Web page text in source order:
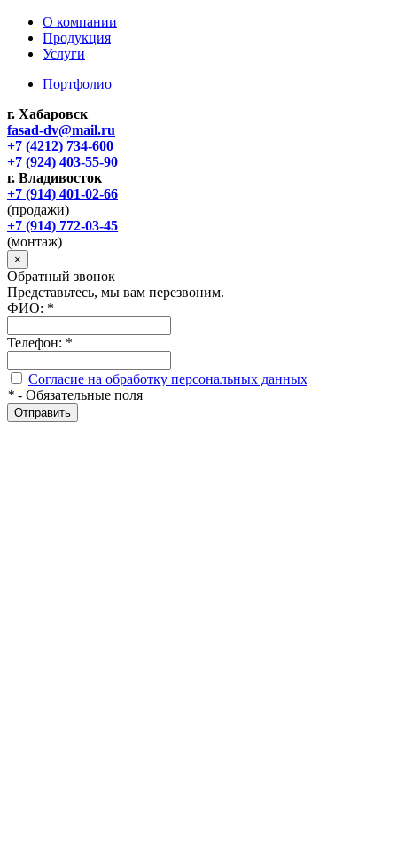
О компании
Продукция
Услуги
Портфолио
г. Хабаровск
fasad-dv@mail.ru
+7 (4212) 734-600
+7 (924) 403-55-90
г. Владивосток
+7 (914) 401-02-66
(продажи)
+7 (914) 772-03-45
(монтаж)
×
Обратный звонок
Представьтесь, мы вам перезвоним.
ФИО: *
Телефон: *
Согласие на обработку персональных данных
* - Обязательные поля
Отправить